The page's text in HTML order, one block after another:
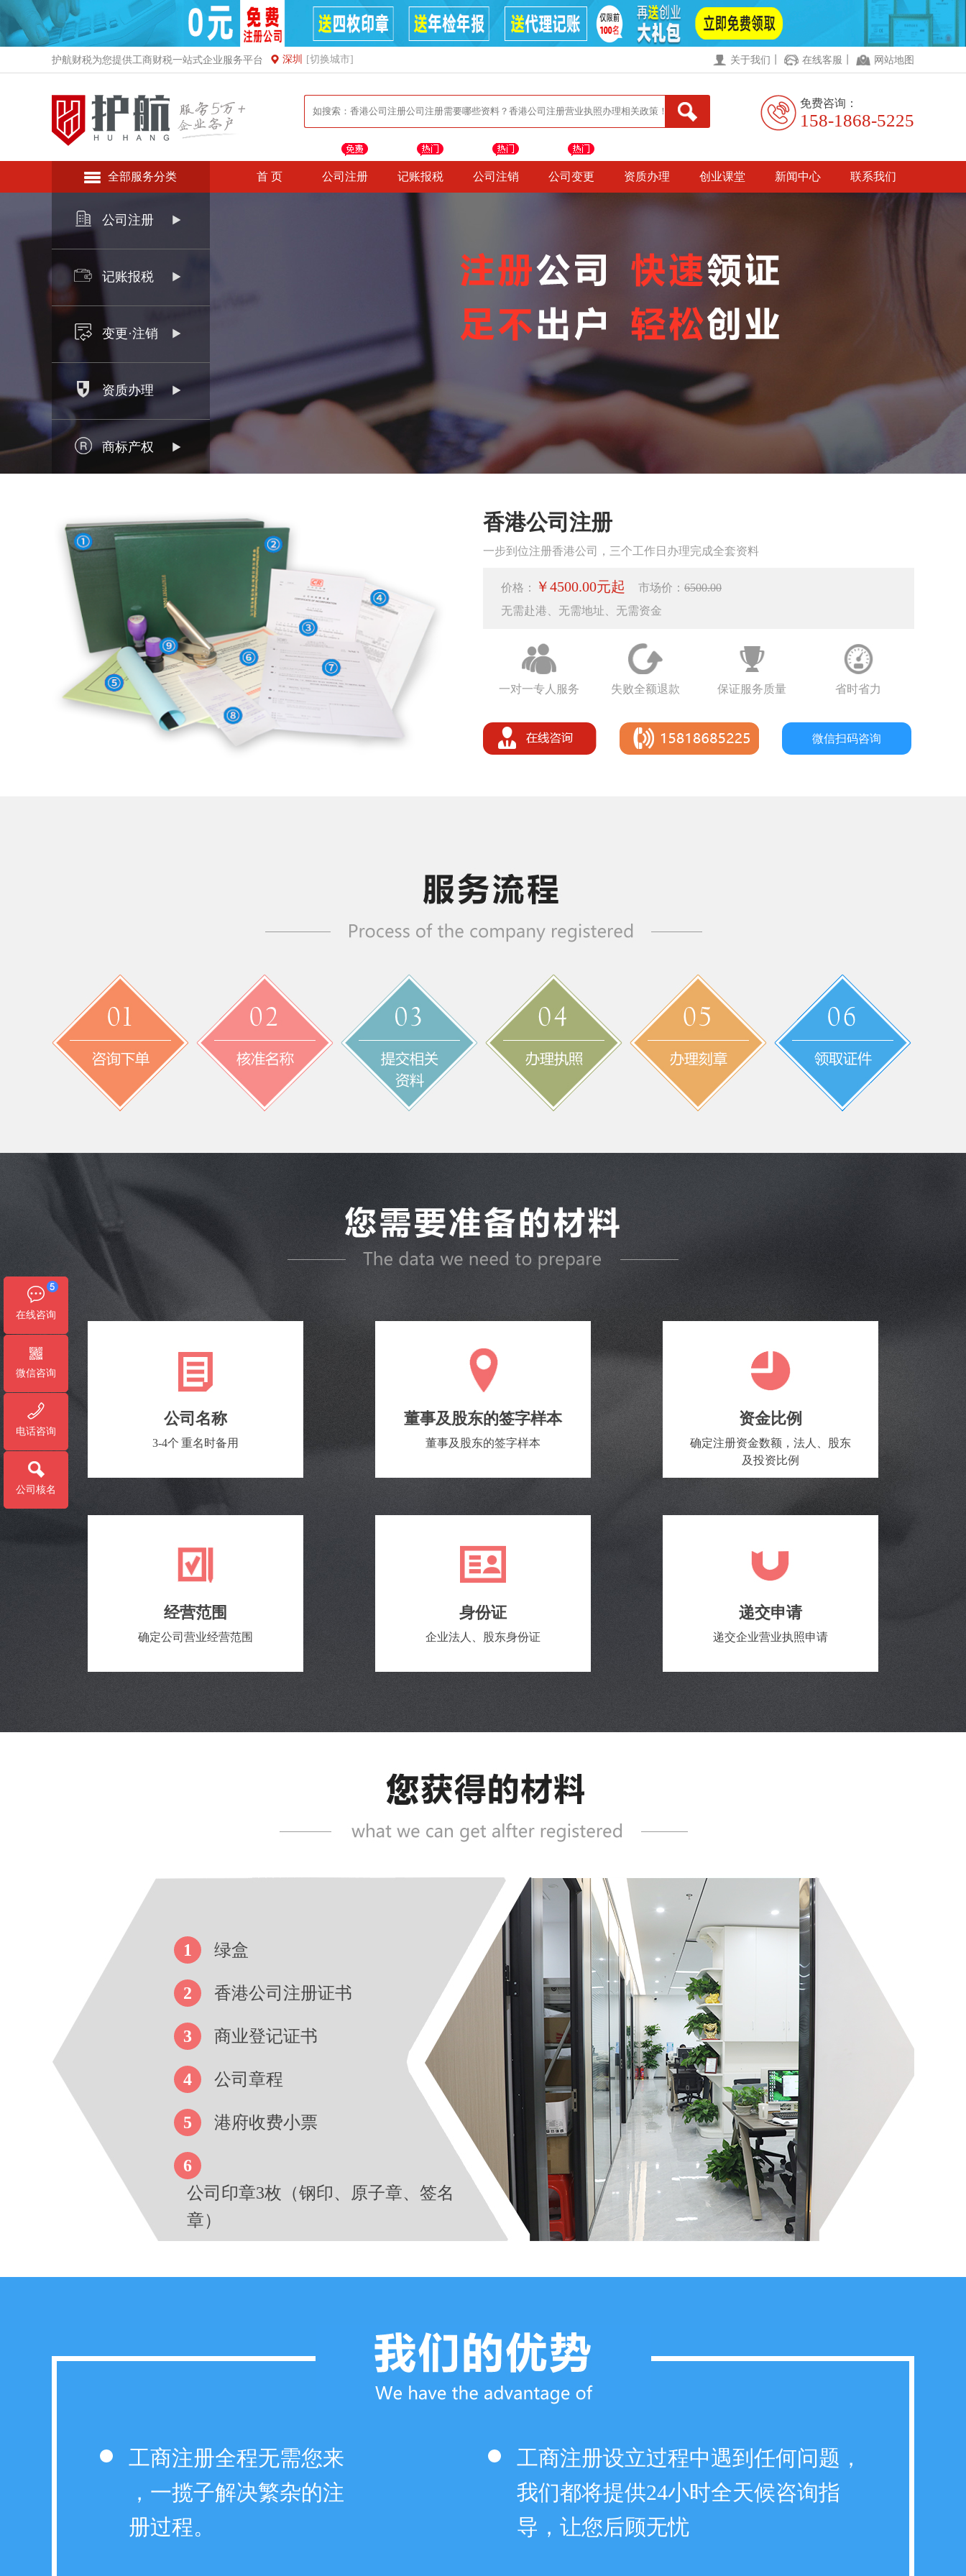
护航财税为您提供工商财税一站式企业服务平台 深圳 [切换城市] 关于我们 在线客服 网站地图
免费咨询：
158-1868-5225
全部服务分类 首 页 公司注册 记账报税 公司注销 公司变更 资质办理 创业课堂 新闻中心 联系我们
公司注册
记账报税
变更·注销
资质办理
商标产权
香港公司注册
一步到位注册香港公司，三个工作日办理完成全套资料
价格： ￥4500.00元起 市场价： 6500.00
无需赴港、无需地址、无需资金
一对一专人服务 失败全额退款 保证服务质量 省时省力
微信扫码咨询
公司名称
3-4个 重名时备用
董事及股东的签字样本
董事及股东的签字样本
资金比例
确定注册资金数额，法人、股东
及投资比例
经营范围
确定公司营业经营范围
身份证
企业法人、股东身份证
递交申请
递交企业营业执照申请
1 绿盒
2 香港公司注册证书
3 商业登记证书
4 公司章程
5 港府收费小票
6
公司印章3枚（钢印、原子章、签名
章）
工商注册全程无需您来
，一揽子解决繁杂的注
册过程。
工商注册设立过程中遇到任何问题，
我们都将提供24小时全天候咨询指
导，让您后顾无忧
在线咨询
微信咨询
电话咨询
公司核名